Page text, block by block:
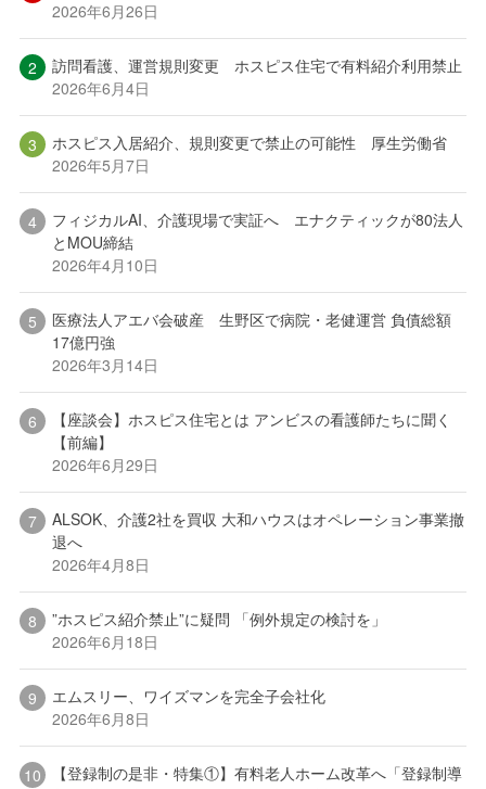
2026年6月26日
訪問看護、運営規則変更 ホスピス住宅で有料紹介利用禁止
2026年6月4日
ホスピス入居紹介、規則変更で禁止の可能性 厚生労働省
2026年5月7日
フィジカルAI、介護現場で実証へ エナクティックが80法人
とMOU締結
2026年4月10日
医療法人アエバ会破産 生野区で病院・老健運営 負債総額
17億円強
2026年3月14日
【座談会】ホスピス住宅とは アンビスの看護師たちに聞く
【前編】
2026年6月29日
ALSOK、介護2社を買収 大和ハウスはオペレーション事業撤
退へ
2026年4月8日
”ホスピス紹介禁止”に疑問 「例外規定の検討を」
2026年6月18日
エムスリー、ワイズマンを完全子会社化
2026年6月8日
【登録制の是非・特集①】有料老人ホーム改革へ「登録制導